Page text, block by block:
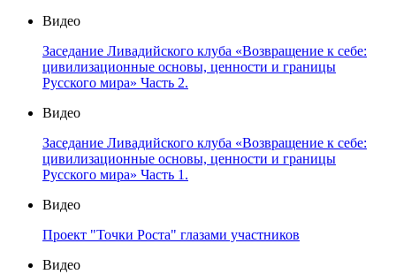
Видео
Заседание Ливадийского клуба «Возвращение к себе:
цивилизационные основы, ценности и границы
Русского мира» Часть 2.
Видео
Заседание Ливадийского клуба «Возвращение к себе:
цивилизационные основы, ценности и границы
Русского мира» Часть 1.
Видео
Проект "Точки Роста" глазами участников
Видео